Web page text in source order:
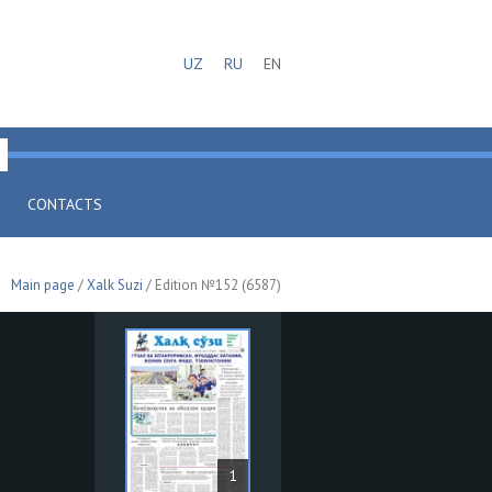
UZ RU EN
CONTACTS
Main page /Xalk Suzi / Edition №152 (6587)
1